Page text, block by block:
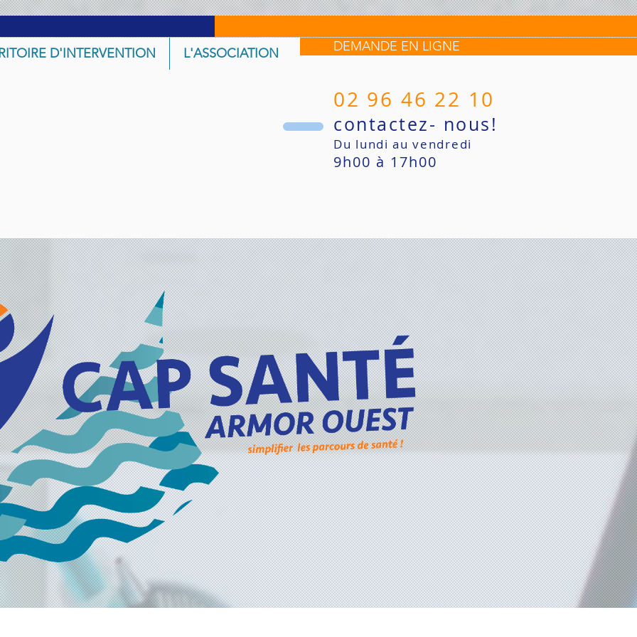
D'INTERVENTION L'ASSOCIATION DEMANDE EN LIGNE
02 96 46 22 10
contactez- nous!
Du lundi au vendredi
9h00 à 17h00